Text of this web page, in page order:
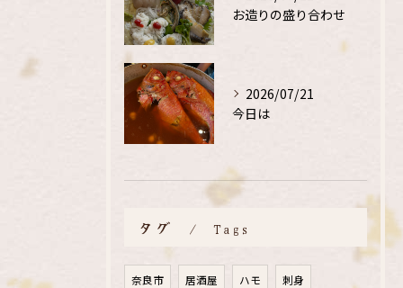
お造りの盛り合わせ
2026/07/21
今日は
タグ Tags
奈良市 居酒屋 ハモ 刺身